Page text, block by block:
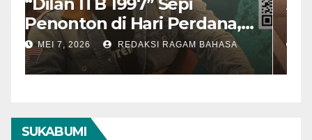
Penonton di Hari Perdana,
Pengamat Nilai Cerita
Kurang Kuat
MEI 7, 2026 REDAKSI RAGAM BAHASA
SUKABUMI